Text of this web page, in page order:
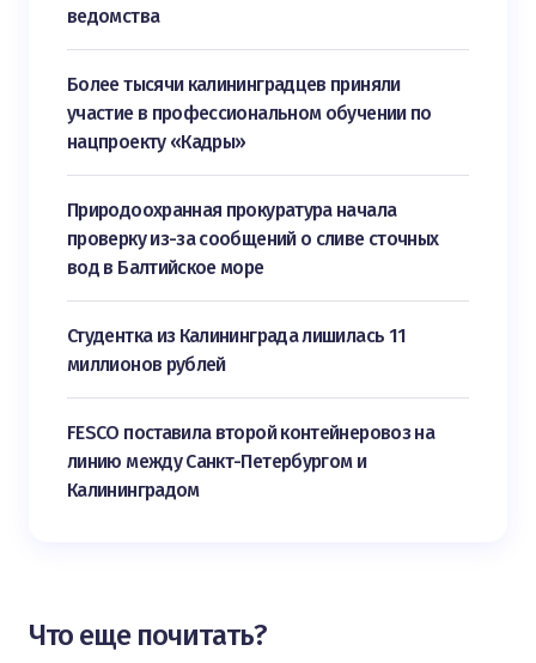
ведомства
Более тысячи калининградцев приняли
участие в профессиональном обучении по
нацпроекту «Кадры»
Природоохранная прокуратура начала
проверку из-за сообщений о сливе сточных
вод в Балтийское море
Студентка из Калининграда лишилась 11
миллионов рублей
FESCO поставила второй контейнеровоз на
линию между Санкт-Петербургом и
Калининградом
Что еще почитать?